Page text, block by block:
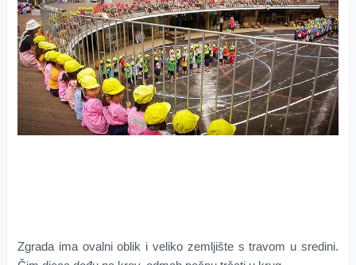
Zgrada ima ovalni oblik i veliko zemljište s travom u sredini.